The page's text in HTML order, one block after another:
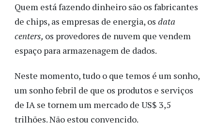
Quem está fazendo dinheiro são os fabricantes
de chips, as empresas de energia, os data
centers, os provedores de nuvem que vendem
espaço para armazenagem de dados.
Neste momento, tudo o que temos é um sonho,
um sonho febril de que os produtos e serviços
de IA se tornem um mercado de US$ 3,5
trilhões. Não estou convencido.